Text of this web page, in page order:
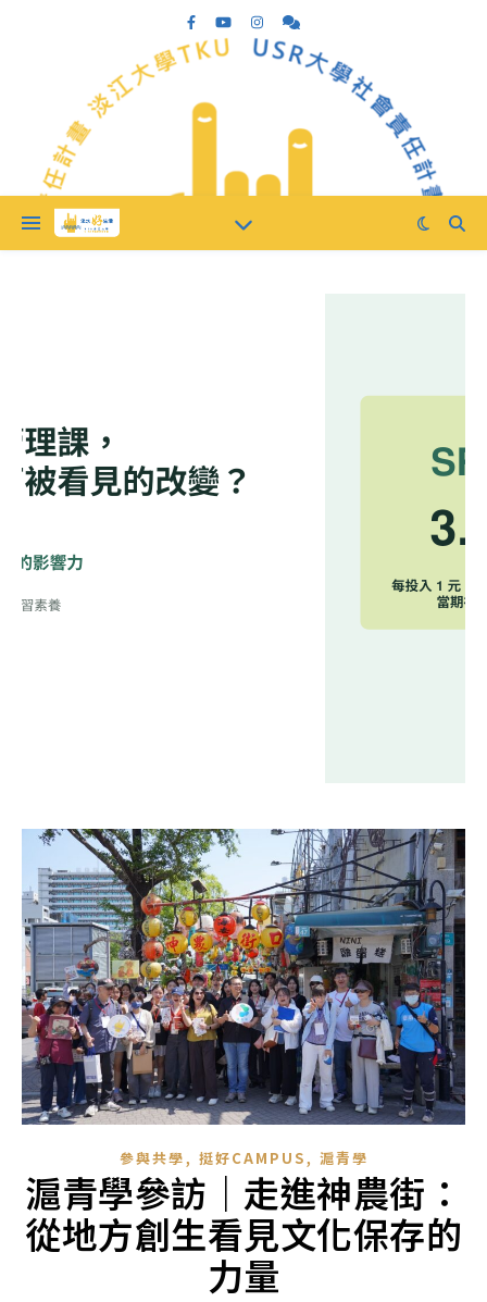
最新消息,
【這就是淡水的故事！】2026
淡水生活好箱 Hub Station｜
永續時習課
永續時習，看見學習的影響
力：一門策略管理課如何創造
3.97倍的當期社會價值？
參與共學, 挺好CAMPUS, 滬青學
滬青學參訪｜走進神農街：
從地方創生看見文化保存的
力量